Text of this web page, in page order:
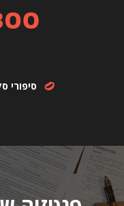
סיפורי